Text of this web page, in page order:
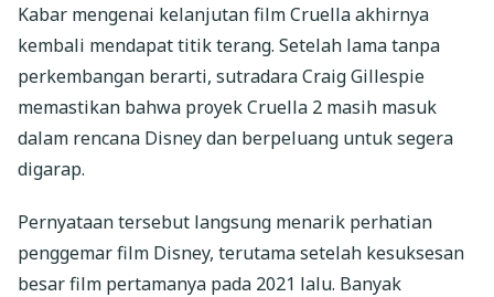
Kabar mengenai kelanjutan film Cruella akhirnya
kembali mendapat titik terang. Setelah lama tanpa
perkembangan berarti, sutradara Craig Gillespie
memastikan bahwa proyek Cruella 2 masih masuk
dalam rencana Disney dan berpeluang untuk segera
digarap.
Pernyataan tersebut langsung menarik perhatian
penggemar film Disney, terutama setelah kesuksesan
besar film pertamanya pada 2021 lalu. Banyak